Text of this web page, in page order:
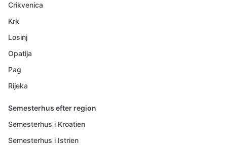
Crikvenica
Krk
Losinj
Opatija
Pag
Rijeka
Semesterhus efter region
Semesterhus i Kroatien
Semesterhus i Istrien